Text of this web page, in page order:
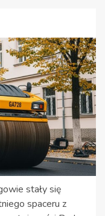
stały się
spaceru z